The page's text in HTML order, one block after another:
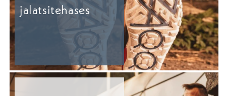
jalatsitehases